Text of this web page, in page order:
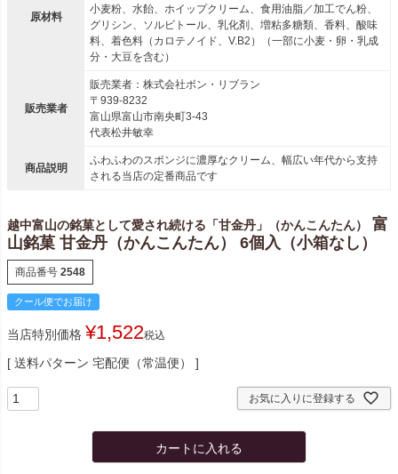
原材料
小麦粉、水飴、ホイップクリーム、食用油脂／加工でん粉、
グリシン、ソルビトール、乳化剤、増粘多糖類、香料、酸味
料、着色料（カロテノイド、V.B2）（一部に小麦・卵・乳成
分・大豆を含む）
販売業者
販売業者：株式会社ボン・リブラン
〒939-8232
富山県富山市南央町3-43
代表松井敏幸
商品説明
ふわふわのスポンジに濃厚なクリーム、幅広い年代から支持
される当店の定番商品です
越中富山の銘菓として愛され続ける「甘金丹」（かんこんたん）
富
山銘菓 甘金丹（かんこんたん） 6個入（小箱なし）
商品番号 2548
クール便でお届け
当店特別価格 ¥1,522税込
送料パターン 宅配便（常温便）
お気に入りに登録する
カートに入れる